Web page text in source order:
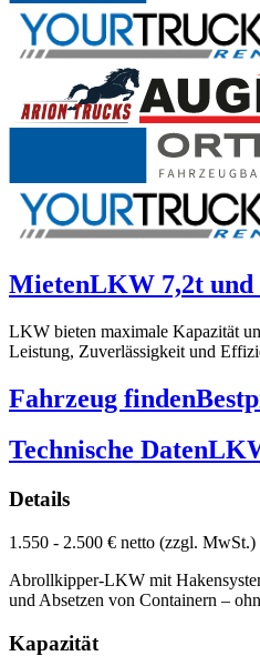
MietenLKW 7,2t und
LKW bieten maximale Kapazität
Leistung, Zuverlässigkeit und
Fahrzeug finden
Technische Daten
Details
1.550 - 2.500 € netto (zzgl. MwSt.)
Abrollkipper-LKW mit
und Absetzen von Containern –
Kapazität